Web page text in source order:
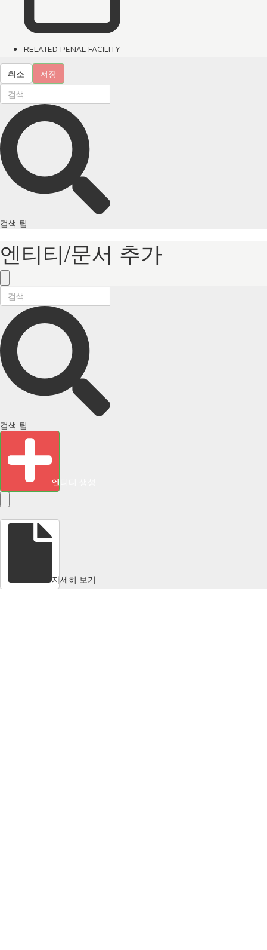
RELATED PENAL FACILITY
취소 저장
검색 팁
엔티티/문서 추가
검색 팁
엔티티 생성
자세히 보기